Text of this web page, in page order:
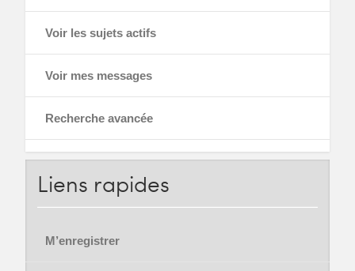
Voir les sujets actifs
Voir mes messages
Recherche avancée
Liens rapides
M’enregistrer